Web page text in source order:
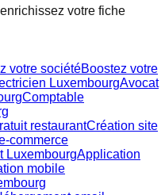
votre fiche
votre sociétéBoostez votre
LuxembourgAvocat
Comptable
restaurantCréation site
commerce
LuxembourgApplication
mobile